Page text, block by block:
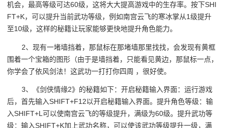
机会，最高等级可达60级，这将大大提高游戏中的生存率。按下SHI
FT+K，可以提升当前武功等级，例如南宫云飞的寒冰掌从1级提升
至10级，这样的秘籍让玩家能够更快地提升角色能力。
2、现有一堵墙挡着，那鼠标在那堵墙那里找找，会发现有黄框
围着一个宝箱的图形（由于是墙挡着，只能看见黄边，那鼠标一点，
你学会了依风剑法！这武功一打打你四周 ，很好使。
3、《剑侠情缘2》的秘籍如下：开启秘籍输入界面：运行游戏
后，首先输入SHIFT+F12以开启秘籍输入界面。提升角色等级：输
入SHIFT+L可以使南宫云飞的等级提升，满级为60级。提升武功等
级：输入SHIFT+K加上武功名称，可以使该武功等级提升一级，满